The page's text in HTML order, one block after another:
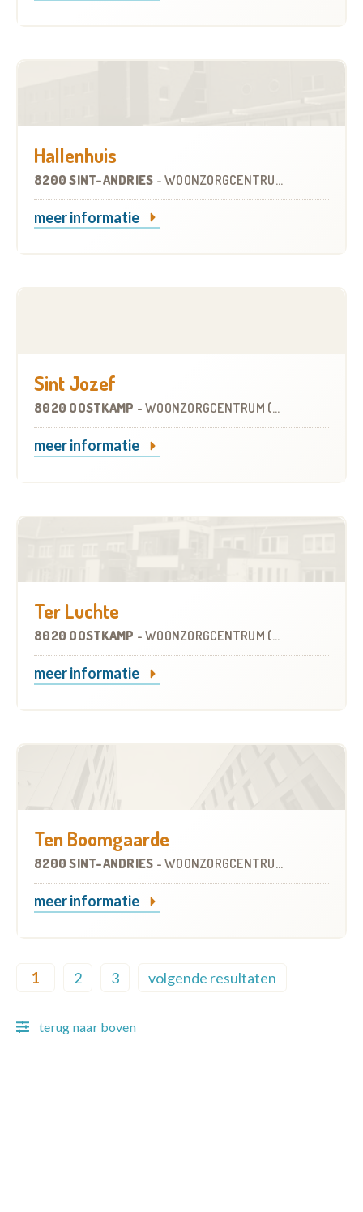
Hallenhuis
8200 SINT-ANDRIES - WOONZORGCENTRUM (WZC)
meer informatie
Sint Jozef
8020 OOSTKAMP - WOONZORGCENTRUM (WZC)
meer informatie
Ter Luchte
8020 OOSTKAMP - WOONZORGCENTRUM (WZC)
meer informatie
Ten Boomgaarde
8200 SINT-ANDRIES - WOONZORGCENTRUM (WZC)
meer informatie
1 2 3 volgende resultaten
terug naar boven